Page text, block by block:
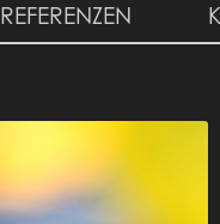
REFERENZEN